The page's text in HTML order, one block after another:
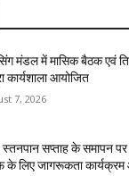
मंडल में मासिक बैठक एवं
कार्यशाला आयोजित
7, 2026
स्तनपान सप्ताह के समापन पर
के लिए जागरूकता